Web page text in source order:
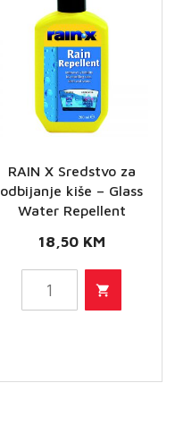
RAIN X Sredstvo za
odbijanje kiše – Glass
Water Repellent
18,50 KM
RAIN
X